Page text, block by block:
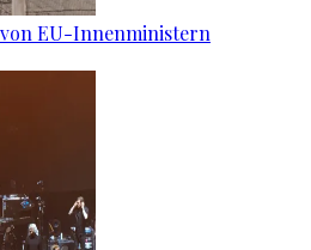
EU-Innenministern